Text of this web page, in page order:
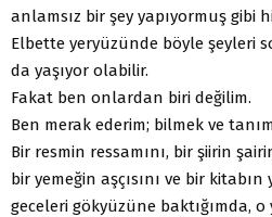
anlamsız bir şey yapıyormuş gibi
Elbette yeryüzünde böyle şeyleri
da yaşıyor olabilir.
Fakat ben onlardan biri değilim.
Ben merak ederim; bilmek ve
Bir resmin ressamını, bir şiirin
bir yemeğin aşçısını ve bir
geceleri gökyüzüne baktığımda, o